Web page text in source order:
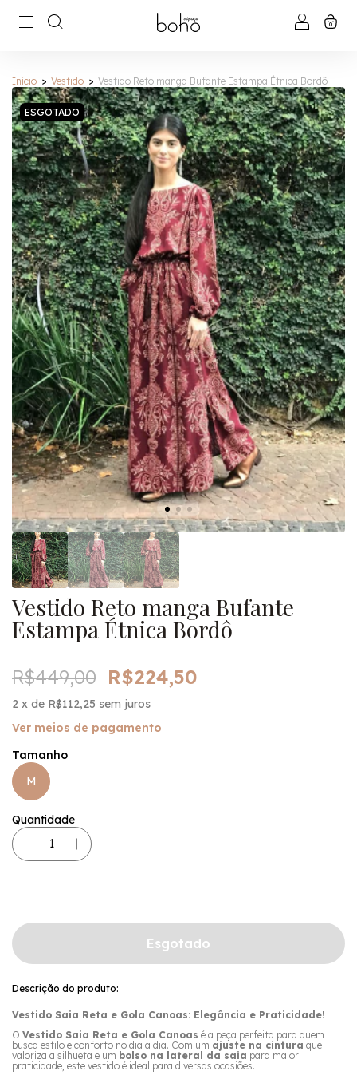
0
Início > Vestido > Vestido Reto manga Bufante Estampa Étnica Bordô
ESGOTADO
Vestido Reto manga Bufante
Estampa Étnica Bordô
R$449,00 R$224,50
2 x de R$112,25 sem juros
Ver meios de pagamento
Tamanho
M
Quantidade
Descrição do produto:
Vestido Saia Reta e Gola Canoas: Elegância e Praticidade!
O Vestido Saia Reta e Gola Canoas é a peça perfeita para quem
busca estilo e conforto no dia a dia. Com um ajuste na cintura que
valoriza a silhueta e um bolso na lateral da saia para maior
praticidade, este vestido é ideal para diversas ocasiões.